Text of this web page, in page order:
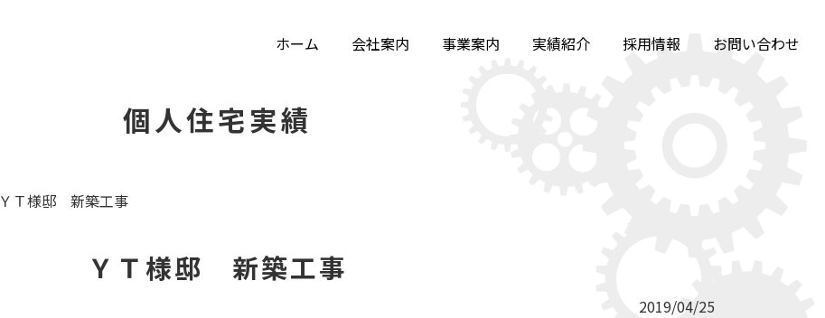
ホーム 会社案内 事業案内 実績紹介 採用情報 お問い合わせ
個人住宅実績
ＹＴ様邸 新築工事
ＹＴ様邸 新築工事
2019/04/25